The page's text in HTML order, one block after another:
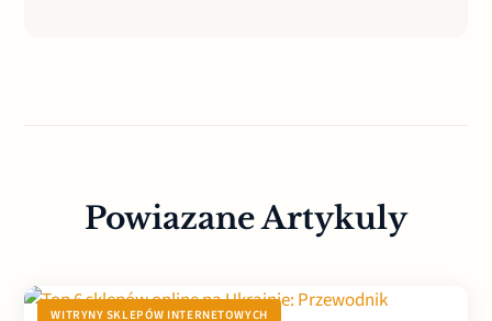
Powiazane Artykuly
WITRYNY SKLEPÓW INTERNETOWYCH